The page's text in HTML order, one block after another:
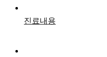
진료내용